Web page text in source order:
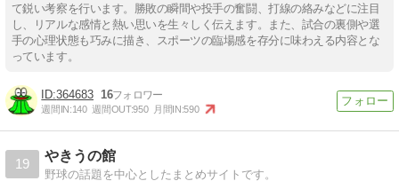
て鋭い考察を行います。勝敗の瞬間や投手の奮闘、打線の絡みなどに注目
し、リアルな感情と熱い思いを生々しく伝えます。また、試合の裏側や選
手の心理状態も巧みに描き、スポーツの臨場感を存分に味わえる内容とな
っています。
364683 16
週間IN:140 週間OUT:950 月間IN:590
19
やきうの館
野球の話題を中心としたまとめサイトです。